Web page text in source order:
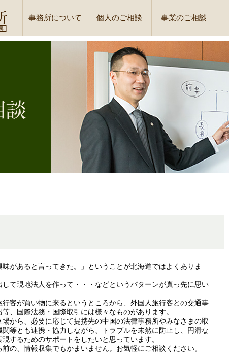
事務所について 個人のご相談 事業のご相談
味があると言ってきた。」ということが北海道ではよくありま
て現地法人を作って・・・などというパターンが真っ先に思い
客が買い物に来るというところから、外国人旅行客との交通事
、国際法務・国際取引には様々なものがあります。
から、必要に応じて提携先の中国の法律事務所やみなさまの取
等とも連携・協力しながら、トラブルを未然に防止し、円滑な
するためのサポートをしたいと思っています。
の、情報収集でもかまいません。お気軽にご相談ください。